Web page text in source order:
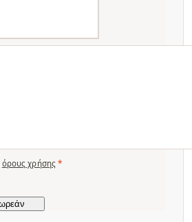
όρους χρήσης *